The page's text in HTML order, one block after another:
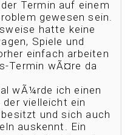
Termin auf einem
gewesen sein.
hatte keine
Spiele und
einfach arbeiten
Termin wÃ¤re da
wÃ¼rde ich einen
vielleicht ein
und sich auch
auskennt. Ein